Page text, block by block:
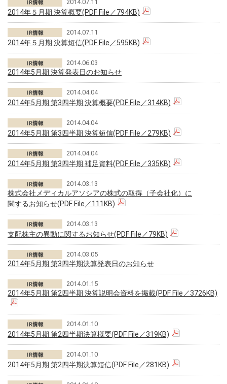
2014.07.11
2014年５月期 決算概要(PDF File／794KB)
2014.07.11
2014年５月期 決算短信(PDF File／595KB)
2014.06.03
2014年5月期 決算発表日のお知らせ
2014.04.04
2014年5月期 第3四半期 決算概要(PDF File／314KB)
2014.04.04
2014年5月期 第3四半期 決算短信(PDF File／279KB)
2014.04.04
2014年5月期 第3四半期 補足資料(PDF File／335KB)
2014.03.13
株式会社メディカルアソシアの株式の取得（子会社化）に
関するお知らせ(PDF File／111KB)
2014.03.13
支配株主の異動に関するお知らせ(PDF File／79KB)
2014.03.05
2014年5月期 第3四半期決算発表日のお知らせ
2014.01.15
2014年5月期 第2四半期 決算説明会資料を掲載(PDF File／3726KB)
2014.01.10
2014年5月期 第2四半期決算概要(PDF File／319KB)
2014.01.10
2014年5月期 第2四半期決算短信(PDF File／281KB)